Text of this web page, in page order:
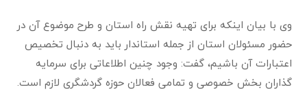
وی با بیان اینکه برای تهیه نقش راه استان و طرح موضوع آن در
حضور مسئولان استان از جمله استاندار باید به دنبال تخصیص
اعتبارات آن باشیم، گفت: وجود چنین اطلاعاتی برای سرمایه
گذاران بخش خصوصی و تمامی فعالان حوزه گردشگری لازم است.